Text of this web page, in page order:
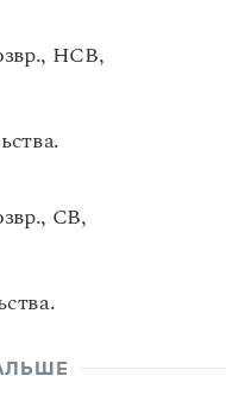
прилагательные
НСВ,
СВ,